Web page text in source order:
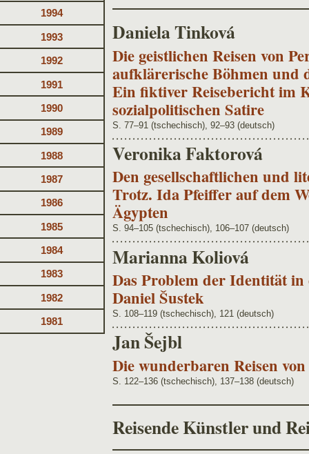
1994
1993
1992
1991
1990
1989
1988
1987
1986
1985
1984
1983
1982
1981
Daniela Tinková
Die geistlichen Reisen von
aufklärerische Böhmen und
Ein fiktiver Reisebericht im
sozialpolitischen Satire
S. 77–91 (tschechisch), 92–93 (deutsch)
Veronika Faktorová
Den gesellschaftlichen und
Trotz. Ida Pfeiffer auf dem
Ägypten
S. 94–105 (tschechisch), 106–107 (deutsch)
Marianna Koliová
Das Problem der Identität in
Daniel Šustek
S. 108–119 (tschechisch), 121 (deutsch)
Jan Šejbl
Die wunderbaren Reisen
S. 122–136 (tschechisch), 137–138 (deutsch)
Reisende Künstler und